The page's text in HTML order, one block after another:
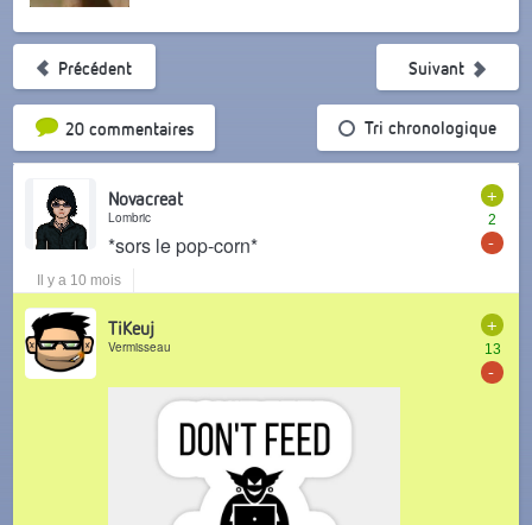
Précédent
20 commentairesTri par popularité Tri chronologique
Suivant
+
2
-
Novacreat
Lombric
*sors le pop-corn*
Il y a 10 mois
+
13
-
TiKeuj
Vermisseau